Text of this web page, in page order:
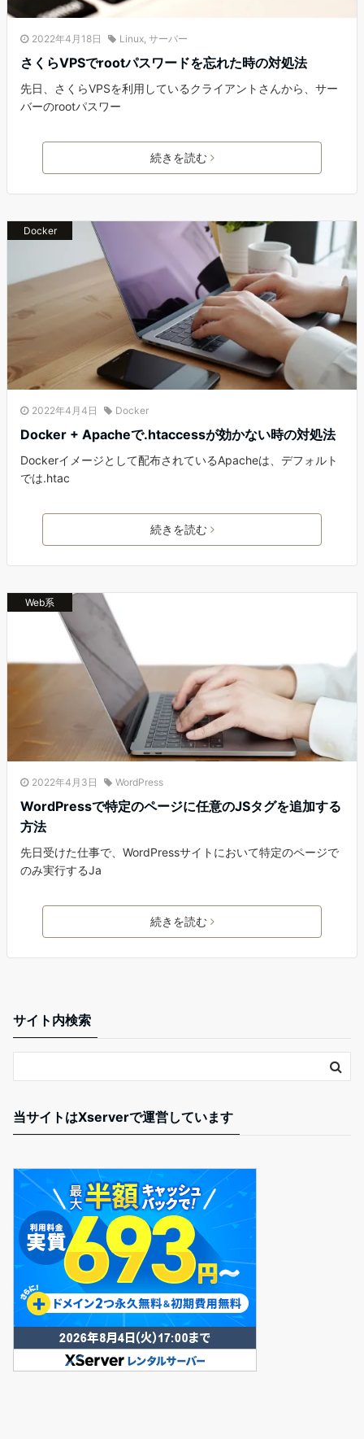
2022年4月18日 Linux, サーバー
さくらVPSでrootパスワードを忘れた時の対処法
先日、さくらVPSを利用しているクライアントさんから、サー
バーのrootパスワー
続きを読む
Docker
2022年4月4日 Docker
Docker + Apacheで.htaccessが効かない時の対処法
Dockerイメージとして配布されているApacheは、デフォルト
では.htac
続きを読む
Web系
2022年4月3日 WordPress
WordPressで特定のページに任意のJSタグを追加する
方法
先日受けた仕事で、WordPressサイトにおいて特定のページで
のみ実行するJa
続きを読む
サイト内検索
当サイトはXserverで運営しています